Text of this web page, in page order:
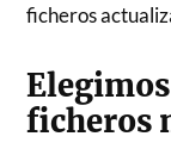
ficheros
ficheros